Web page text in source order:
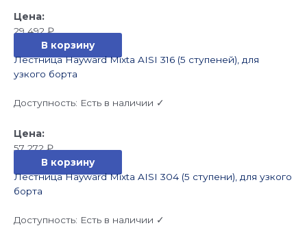
29 492₽
В корзину
Лестница Hayward Mixta AISI 316 (5 ступеней), для
узкого борта
Доступность: Есть в наличии ✓
57 272₽
В корзину
Лестница Hayward Mixta AISI 304 (5 ступени), для узкого
борта
Доступность: Есть в наличии ✓